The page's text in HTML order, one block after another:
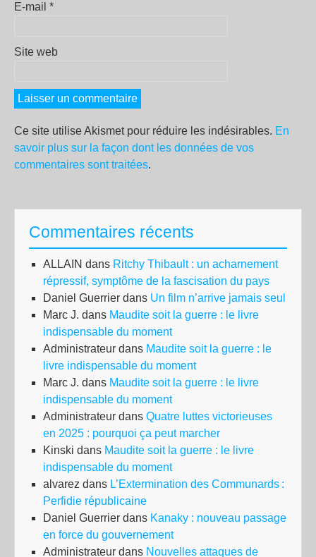
E-mail *
Site web
Ce site utilise Akismet pour réduire les indésirables. En
savoir plus sur la façon dont les données de vos
commentaires sont traitées.
Commentaires récents
ALLAIN dans Ritchy Thibault : un acharnement
répressif, symptôme de la fascisation du pays
Daniel Guerrier dans Un film n’arrive jamais seul
Marc J. dans Maudite soit la guerre : le livre
indispensable du moment
Administrateur dans Maudite soit la guerre : le
livre indispensable du moment
Marc J. dans Maudite soit la guerre : le livre
indispensable du moment
Administrateur dans Quatre luttes victorieuses
en 2025 : pourquoi ça peut marcher
Kinski dans Maudite soit la guerre : le livre
indispensable du moment
alvarez dans L’Extermination des Communards :
Perfidie républicaine
Daniel Guerrier dans Kanaky : nouveau passage
en force du gouvernement
Administrateur dans Nouvelles attaques de